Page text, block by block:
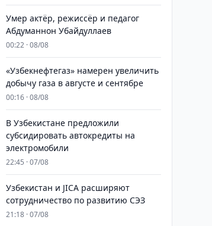
Умер актёр, режиссёр и педагог
Абдуманнон Убайдуллаев
00:22 · 08/08
«Узбекнефтегаз» намерен увеличить
добычу газа в августе и сентябре
00:16 · 08/08
В Узбекистане предложили
субсидировать автокредиты на
электромобили
22:45 · 07/08
Узбекистан и JICA расширяют
сотрудничество по развитию СЭЗ
21:18 · 07/08